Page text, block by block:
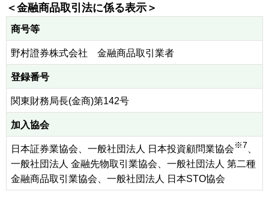
＜金融商品取引法に係る表示＞
商号等
野村證券株式会社 金融商品取引業者
登録番号
関東財務局長(金商)第142号
加入協会
日本証券業協会、一般社団法人 日本投資顧問業協会 ※7
一般社団法人 金融先物取引業協会、一般社団法人 第二種
金融商品取引業協会、一般社団法人 日本STO協会